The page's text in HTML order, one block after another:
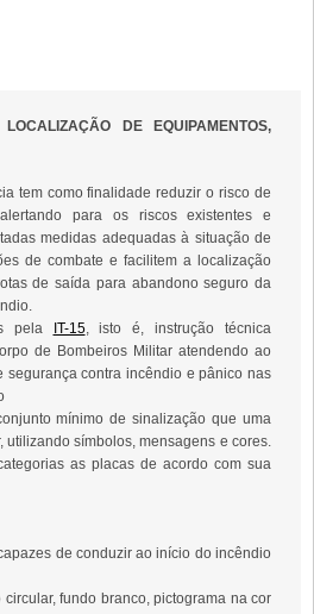
DE EQUIPAMENTOS,
tem como finalidade reduzir o risco de
para os riscos existentes e
medidas adequadas à situação de
de combate e facilitem a localização
de saída para abandono seguro da
pela
IT-15, isto é, instrução técnica
de Bombeiros Militar atendendo ao
segurança contra incêndio e pânico nas
mínimo de sinalização que uma
utilizando símbolos, mensagens e cores.
as placas de acordo com sua
de conduzir ao início do incêndio
fundo branco, pictograma na cor